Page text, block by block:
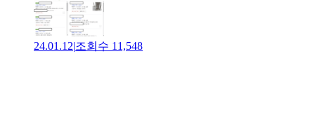
24.01.12|조회수 11,548